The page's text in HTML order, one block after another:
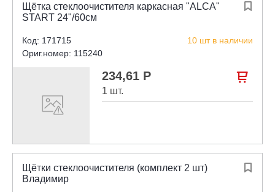

Щётка стеклоочистителя каркасная "ALCA"
START 24"/60см
Код: 171715
10 шт в наличии
Ориг.номер: 115240
234,61 Р
1 шт.


Щётки стеклоочистителя (комплект 2 шт)
Владимир